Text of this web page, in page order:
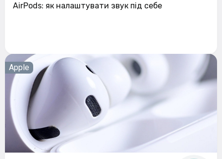
AirPods: як налаштувати звук під себе
Apple